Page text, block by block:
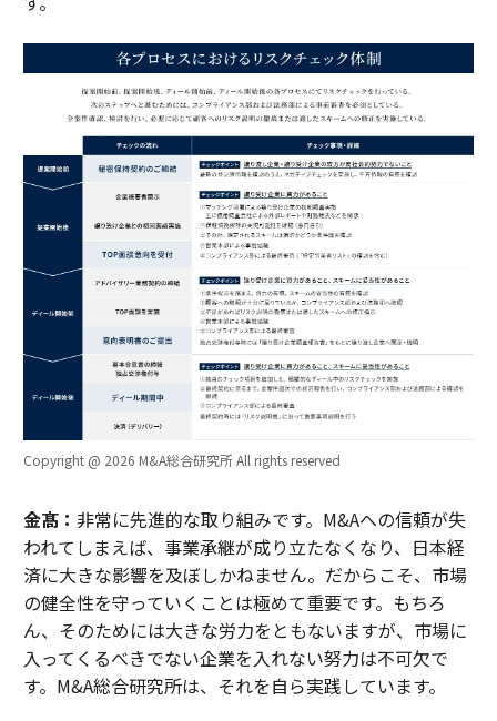
Copyright @ 2026 M&A総合研究所 All rights reserved
金髙： 非常に先進的な取り組みです。M&Aへの信頼が失
われてしまえば、事業承継が成り立たなくなり、日本経
済に大きな影響を及ぼしかねません。だからこそ、市場
の健全性を守っていくことは極めて重要です。もちろ
ん、そのためには大きな労力をともないますが、市場に
入ってくるべきでない企業を入れない努力は不可欠で
す。M&A総合研究所は、それを自ら実践しています。